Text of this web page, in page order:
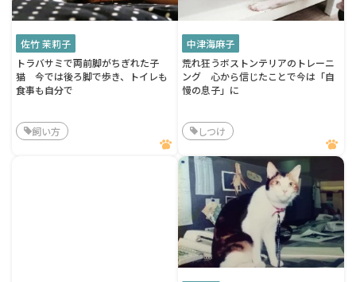
佐竹 茉莉子
トラバサミで両前脚がちぎれた子
猫 今では後ろ脚で歩き、トイレも
食事も自分で
飼い方
中津海麻子
荒れ狂うボストンテリアのトレーニ
ング 心から信じたことで今は「自
慢の息子」に
しつけ